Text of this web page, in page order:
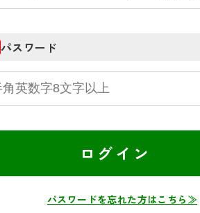
パスワード
ログイン
パスワードを忘れた方はこちら≫